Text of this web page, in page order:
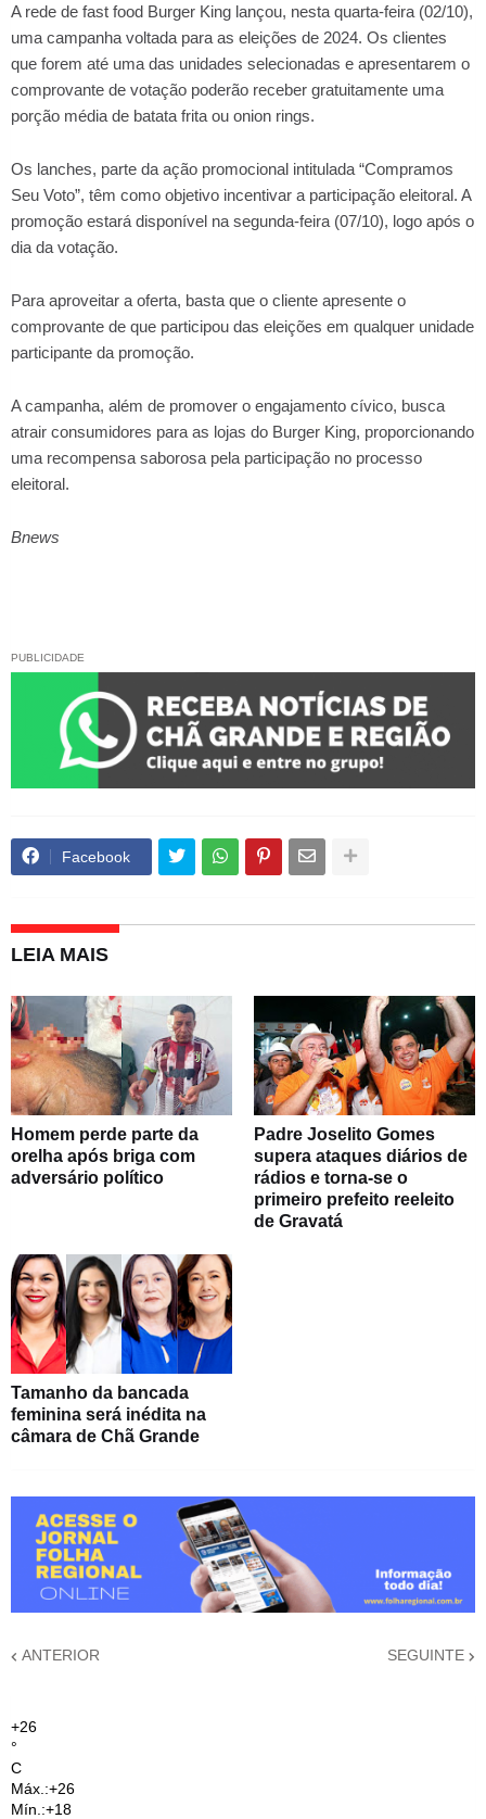
A rede de fast food Burger King lançou, nesta quarta-feira (02/10),
uma campanha voltada para as eleições de 2024. Os clientes
que forem até uma das unidades selecionadas e apresentarem o
comprovante de votação poderão receber gratuitamente uma
porção média de batata frita ou onion rings.
Os lanches, parte da ação promocional intitulada “Compramos
Seu Voto”, têm como objetivo incentivar a participação eleitoral. A
promoção estará disponível na segunda-feira (07/10), logo após o
dia da votação.
Para aproveitar a oferta, basta que o cliente apresente o
comprovante de que participou das eleições em qualquer unidade
participante da promoção.
A campanha, além de promover o engajamento cívico, busca
atrair consumidores para as lojas do Burger King, proporcionando
uma recompensa saborosa pela participação no processo
eleitoral.
Bnews
PUBLICIDADE
Facebook
LEIA MAIS
Homem perde parte da
orelha após briga com
adversário político
Padre Joselito Gomes
supera ataques diários de
rádios e torna-se o
primeiro prefeito reeleito
de Gravatá
Tamanho da bancada
feminina será inédita na
câmara de Chã Grande
ANTERIOR SEGUINTE
+26
°
C
Máx.:+26
Mín.:+18